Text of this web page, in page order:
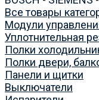
Все товары
Модули
Уплотнительная
Полки
Полки двери,
Панели и щитки
Выключатели